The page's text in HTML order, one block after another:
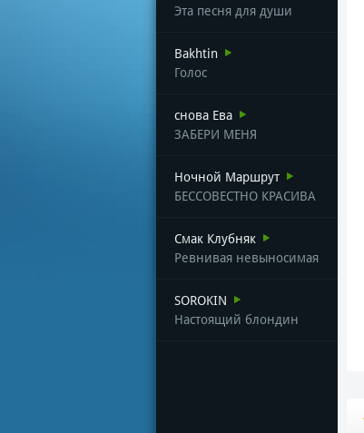
Эта песня для души
Bakhtin
Голос
снова Ева
ЗАБЕРИ МЕНЯ
Ночной Маршрут
БЕССОВЕСТНО КРАСИВА
Смак Клубняк
Ревнивая невыносимая
SOROKIN
Настоящий блондин